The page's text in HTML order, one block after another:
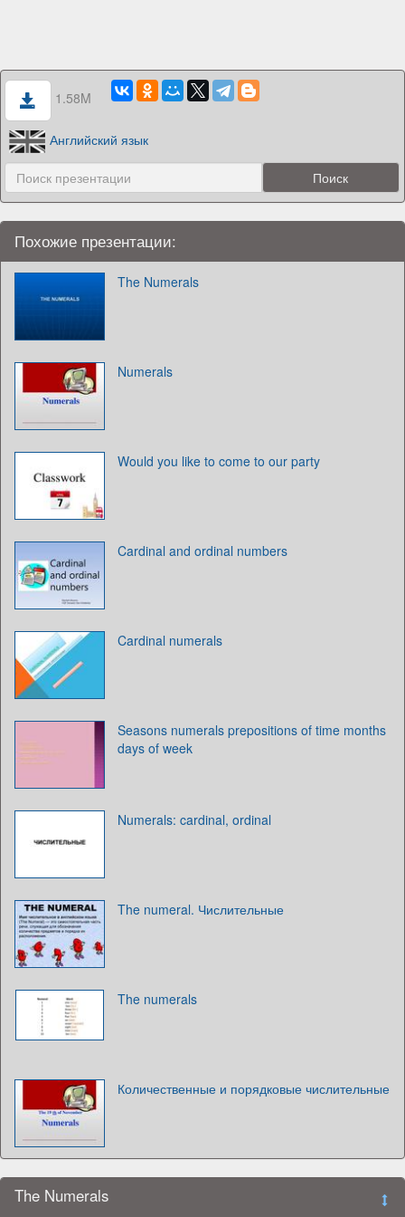
1.58M
Английский язык
Похожие презентации:
The Numerals
Numerals
Would you like to come to our party
Cardinal and ordinal numbers
Cardinal numerals
Seasons numerals prepositions of time months
days of week
Numerals: cardinal, ordinal
The numeral. Числительные
The numerals
Количественные и порядковые числительные
The Numerals